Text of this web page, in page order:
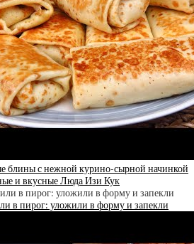
блины с нежной курино-сырной начинкой
и вкусные Люда Изи Кук
в пирог: уложили в форму и запекли